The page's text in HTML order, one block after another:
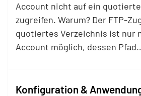
Account nicht auf ein
zugreifen. Warum? Der FTP-
quotiertes Verzeichnis ist nur
Account möglich, dessen
Konfiguration &